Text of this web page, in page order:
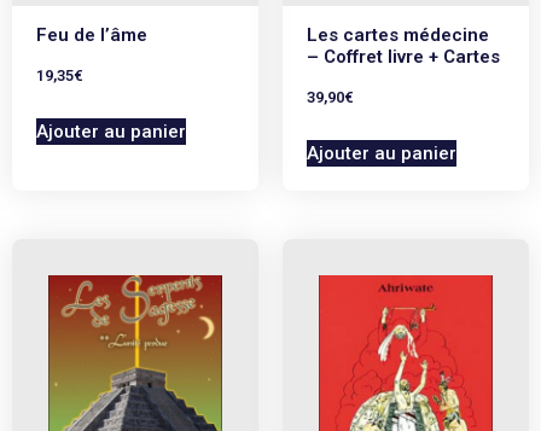
Feu de l’âme
19,35€
Ajouter au panier
Les cartes médecine
– Coffret livre + Cartes
39,90€
Ajouter au panier